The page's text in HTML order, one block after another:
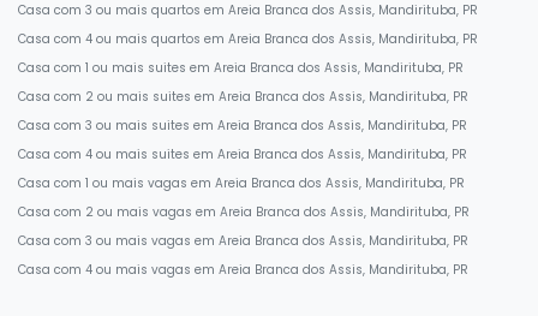
Casa com 3 ou mais quartos em Areia Branca dos Assis, Mandirituba, PR
Casa com 4 ou mais quartos em Areia Branca dos Assis, Mandirituba, PR
Casa com 1 ou mais suites em Areia Branca dos Assis, Mandirituba, PR
Casa com 2 ou mais suites em Areia Branca dos Assis, Mandirituba, PR
Casa com 3 ou mais suites em Areia Branca dos Assis, Mandirituba, PR
Casa com 4 ou mais suites em Areia Branca dos Assis, Mandirituba, PR
Casa com 1 ou mais vagas em Areia Branca dos Assis, Mandirituba, PR
Casa com 2 ou mais vagas em Areia Branca dos Assis, Mandirituba, PR
Casa com 3 ou mais vagas em Areia Branca dos Assis, Mandirituba, PR
Casa com 4 ou mais vagas em Areia Branca dos Assis, Mandirituba, PR